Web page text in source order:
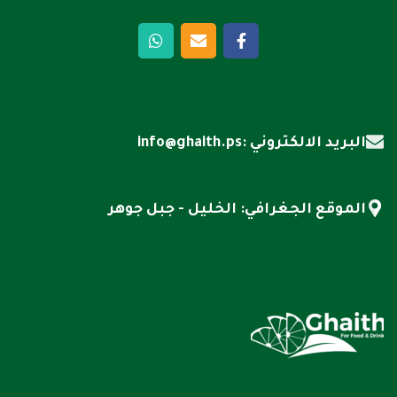
البريد الالكتروني :info@ghaith.ps
الموقع الجغرافي: الخليل - جبل جوهر